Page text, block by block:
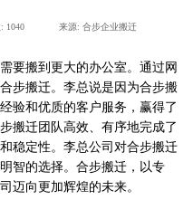
1040 来源: 合步企业搬迁
要搬到更大的办公室。通过网
步搬迁。李总说是因为合步搬
验和优质的客户服务，赢得了
搬迁团队高效、有序地完成了
稳定性。李总公司对合步搬迁
智的选择。合步搬迁，以专
迈向更加辉煌的未来。